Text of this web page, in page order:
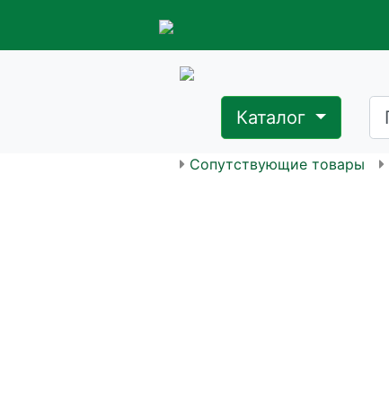
Каталог
Сопутствующие товары